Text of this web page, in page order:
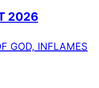
2026
GOD, INFLAMES